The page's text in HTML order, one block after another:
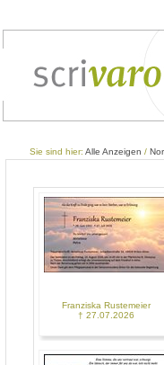
Sie sind hier: Alle Anzeigen /
Franziska Rustemeier
† 27.07.2026